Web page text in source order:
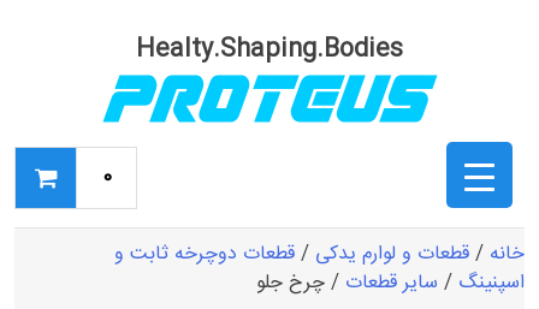
Healty.Shaping.Bodies
0
خانه /قطعات و لوارم یدکی /قطعات دوچرخه ثابت و
اسپنینگ / سایر قطعات / چرخ جلو